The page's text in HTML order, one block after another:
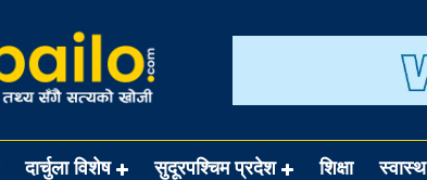
दार्चुला विशेष सुदूरपश्चिम प्रदेश शिक्षा स्वास्थ